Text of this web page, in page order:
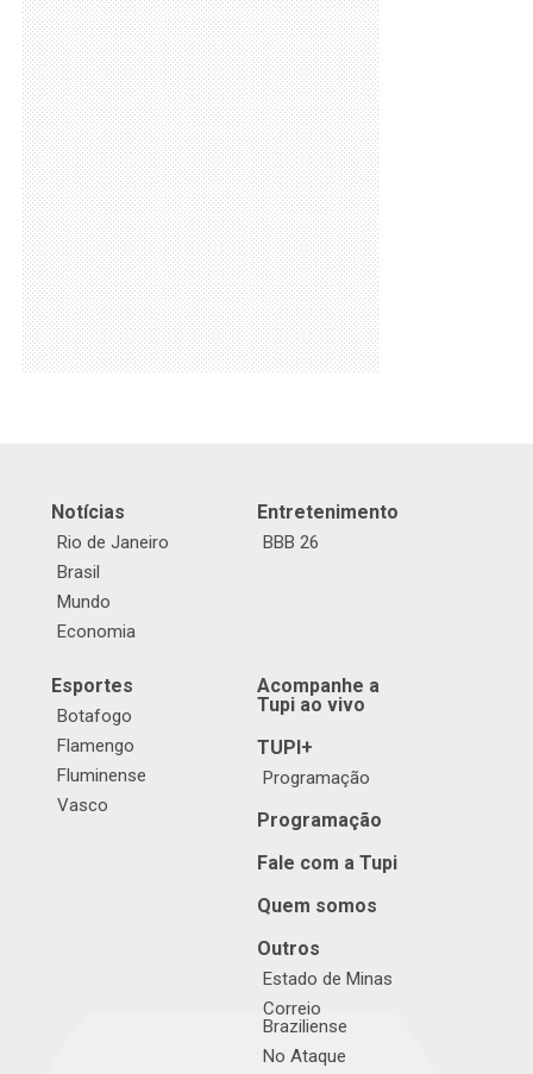
Notícias
Rio de Janeiro
Brasil
Mundo
Economia
Entretenimento
BBB 26
Esportes
Botafogo
Flamengo
Fluminense
Vasco
Acompanhe a
Tupi ao vivo
TUPI+
Programação
Programação
Fale com a Tupi
Quem somos
Outros
Estado de Minas
Correio
Braziliense
No Ataque